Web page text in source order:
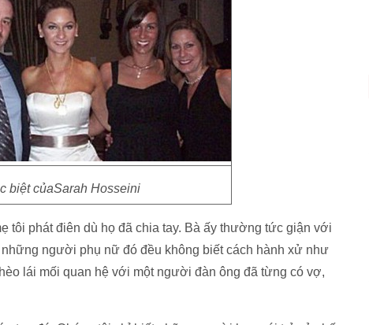
biệt củaSarah Hosseini
tôi phát điên dù họ đã chia tay. Bà ấy thường tức giận với
người phụ nữ đó đều không biết cách hành xử như
lái mối quan hệ với một người đàn ông đã từng có vợ,